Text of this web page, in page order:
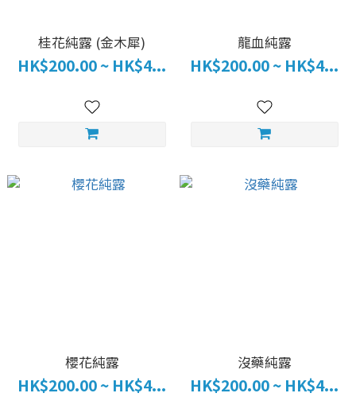
桂花純露 (金木犀)
HK$200.00 ~ HK$4...
龍血純露
HK$200.00 ~ HK$4...
櫻花純露
HK$200.00 ~ HK$4...
沒藥純露
HK$200.00 ~ HK$4...